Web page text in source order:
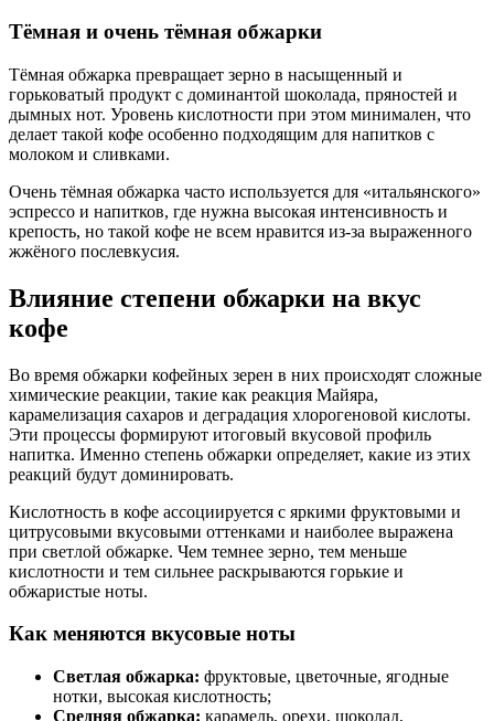
Тёмная и очень тёмная обжарки
Тёмная обжарка превращает зерно в насыщенный и
горьковатый продукт с доминантой шоколада, пряностей и
дымных нот. Уровень кислотности при этом минимален, что
делает такой кофе особенно подходящим для напитков с
молоком и сливками.
Очень тёмная обжарка часто используется для «итальянского»
эспрессо и напитков, где нужна высокая интенсивность и
крепость, но такой кофе не всем нравится из-за выраженного
жжёного послевкусия.
Влияние степени обжарки на вкус
кофе
Во время обжарки кофейных зерен в них происходят сложные
химические реакции, такие как реакция Майяра,
карамелизация сахаров и деградация хлорогеновой кислоты.
Эти процессы формируют итоговый вкусовой профиль
напитка. Именно степень обжарки определяет, какие из этих
реакций будут доминировать.
Кислотность в кофе ассоциируется с яркими фруктовыми и
цитрусовыми вкусовыми оттенками и наиболее выражена
при светлой обжарке. Чем темнее зерно, тем меньше
кислотности и тем сильнее раскрываются горькие и
обжаристые ноты.
Как меняются вкусовые ноты
Светлая обжарка: фруктовые, цветочные, ягодные
нотки, высокая кислотность;
Средняя обжарка: карамель, орехи, шоколад,